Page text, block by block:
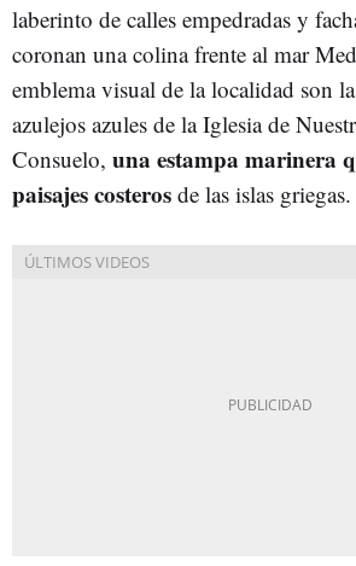
laberinto de calles empedradas y
coronan una colina frente al mar
emblema visual de la localidad son
azulejos azules de la Iglesia de
Consuelo, una estampa marinera
paisajes costeros de las islas griegas.